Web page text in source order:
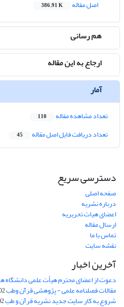
اصل مقاله
386.91 K
هم رسانی
ارجاع به این مقاله
آمار
تعداد مشاهده مقاله 110
تعداد دریافت فایل اصل مقاله 45
دسترسی سریع
صفحه اصلی
درباره نشریه
اعضای هیات تحریریه
ارسال مقاله
تماس با ما
نقشه سایت
آخرین اخبار
دعوت از اعضای محترم هیأت علمی
مقالات فصلنامه علمی - پژوهشی قرآن وطب07
شروع به کار سایت جدید نشریه قرآن و طب